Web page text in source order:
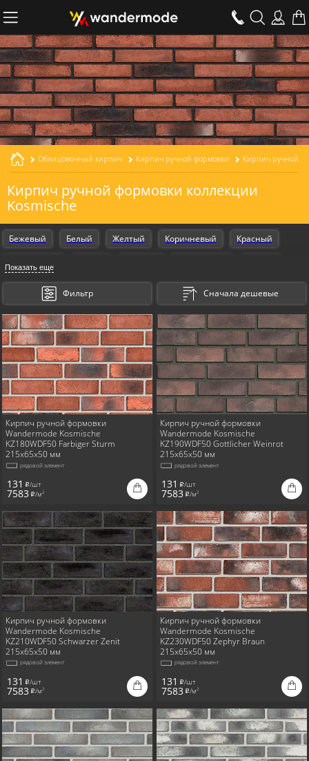
Облицовочный кирпич Кирпич ручной формовки Кирпич ручной
Кирпич ручной формовки коллекции
Kosmische
Бежевый Белый Желтый Коричневый Красный
Оранжевый
Показать еще
Фильтр Сначала дешевые
Кирпич ручной формовки
Wandermode Kosmische
KZ180WDF50 Farbiger Sturm
215x65x50 мм
рядовой элемент
131 i/шт
7583 i/м2
Кирпич ручной формовки
Wandermode Kosmische
KZ190WDF50 Gottlicher Weinrot
215x65x50 мм
рядовой элемент
131 i/шт
7583 i/м2
Кирпич ручной формовки
Wandermode Kosmische
KZ210WDF50 Schwarzer Zenit
215x65x50 мм
рядовой элемент
131 i/шт
7583 i/м2
Кирпич ручной формовки
Wandermode Kosmische
KZ230WDF50 Zephyr Braun
215x65x50 мм
рядовой элемент
131 i/шт
7583 i/м2